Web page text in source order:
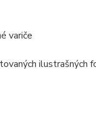
variče
ilustrašných